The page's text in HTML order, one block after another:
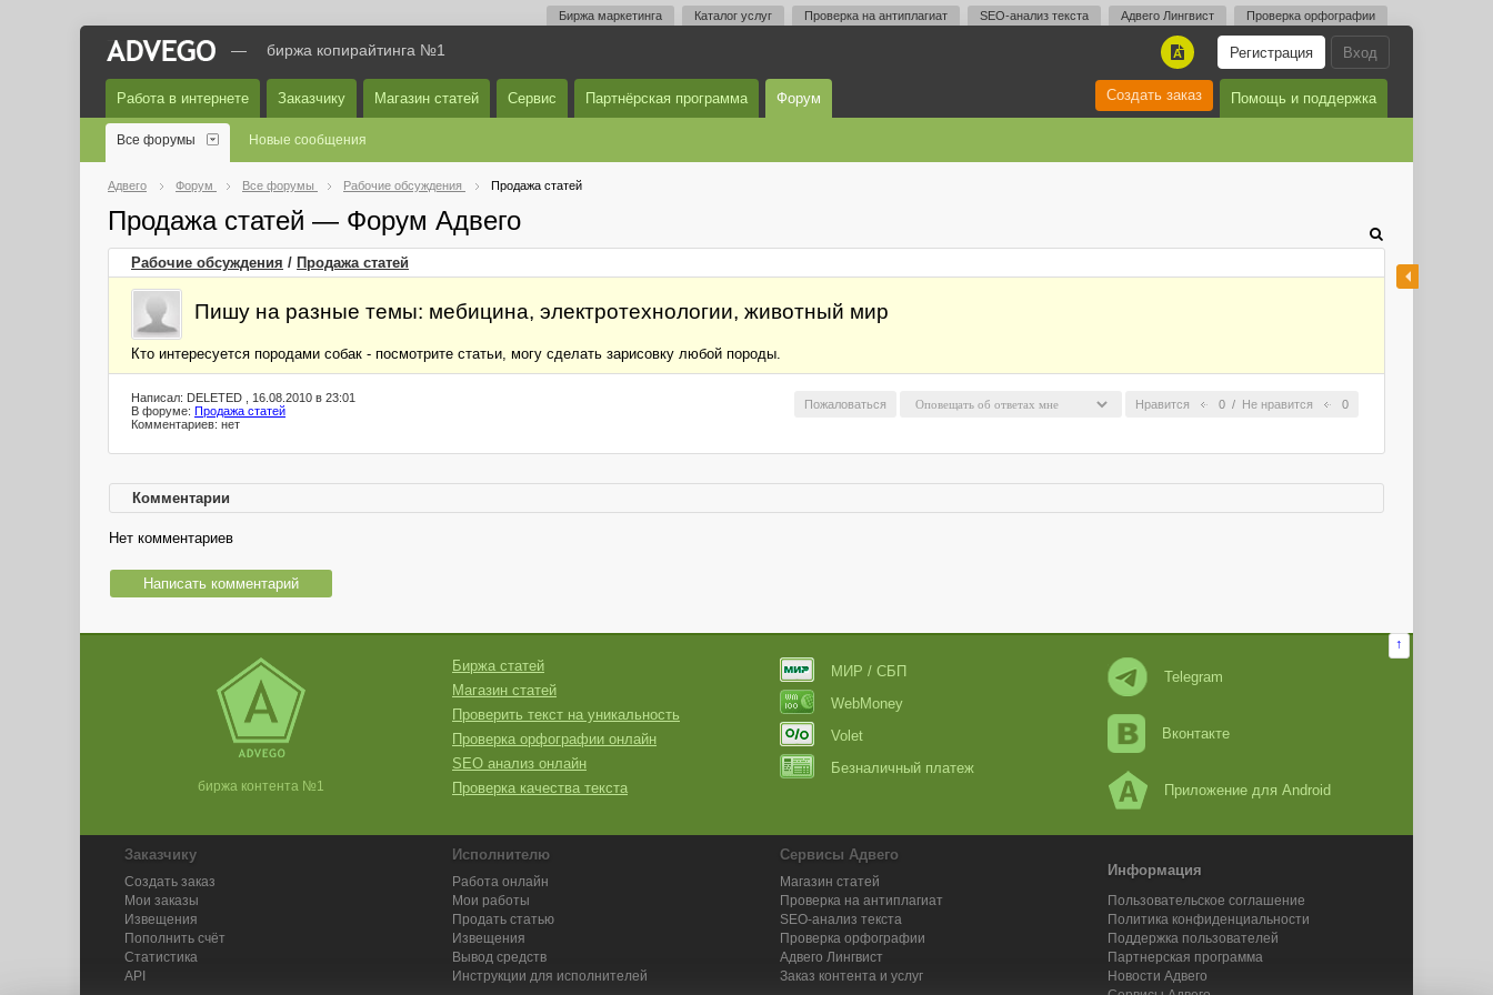
Биржа маркетинга Каталог услуг Проверка на антиплагиат SEO-анализ текста Адвего Лингвист Проверка орфографии
Вход
Регистрация
A
— биржа копирайтинга №1
Работа в интернете Заказчику Магазин статей Сервис Партнёрская программа Форум Помощь и поддержка
Создать заказ
Все форумы Новые сообщения
Адвего Форум Все форумы Рабочие обсуждения Продажа статей
Продажа статей — Форум Адвего
Рабочие обсуждения / Продажа статей
Пишу на разные темы: мебицина, электротехнологии, животный мир
Кто интересуется породами собак - посмотрите статьи, могу сделать зарисовку любой породы.
Нравится 0 / Не нравится 0
Пожаловаться
Написал: DELETED , 16.08.2010 в 23:01
В форуме: Продажа статей
Комментариев: нет
Комментарии
Нет комментариев
Написать комментарий
↑
биржа контента №1
Биржа статей
Магазин статей
Проверить текст на уникальность
Проверка орфографии онлайн
SEO анализ онлайн
Проверка качества текста
МИР / СБП
WebMoney
Volet
Безналичный платеж
Telegram
Вконтакте
Приложение для Android
Заказчику
Создать заказ
Мои заказы
Извещения
Пополнить счёт
Статистика
API
Исполнителю
Работа онлайн
Мои работы
Продать статью
Извещения
Вывод средств
Инструкции для исполнителей
Сервисы Адвего
Магазин статей
Проверка на антиплагиат
SEO-анализ текста
Проверка орфографии
Адвего Лингвист
Заказ контента и услуг
Информация
Пользовательское соглашение
Политика конфиденциальности
Поддержка пользователей
Партнерская программа
Новости Адвего